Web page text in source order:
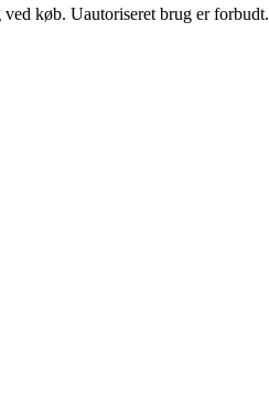
køb. Uautoriseret brug er forbudt.